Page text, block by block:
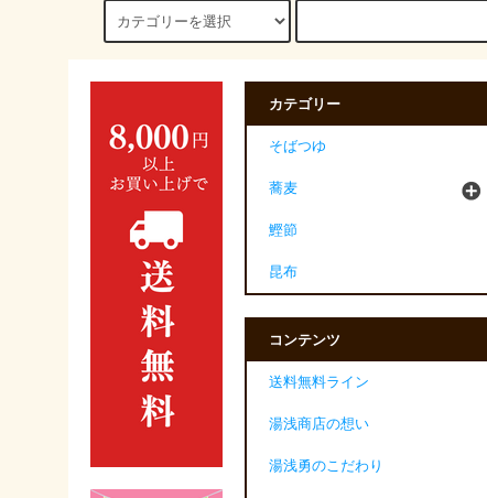
カテゴリー
そばつゆ
蕎麦
鰹節
昆布
コンテンツ
送料無料ライン
湯浅商店の想い
湯浅勇のこだわり